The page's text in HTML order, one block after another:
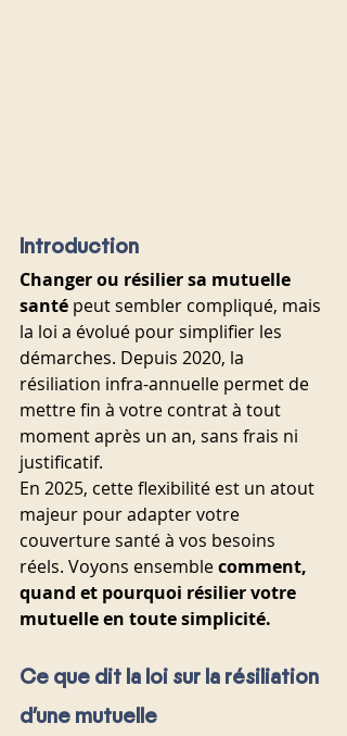
Introduction
Changer ou résilier sa mutuelle
santé peut sembler compliqué, mais
la loi a évolué pour simplifier les
démarches. Depuis 2020, la
résiliation infra-annuelle permet de
mettre fin à votre contrat à tout
moment après un an, sans frais ni
justificatif.
En 2025, cette flexibilité est un atout
majeur pour adapter votre
couverture santé à vos besoins
réels. Voyons ensemble comment,
quand et pourquoi résilier votre
mutuelle en toute simplicité.
Ce que dit la loi sur la résiliation
d’une mutuelle